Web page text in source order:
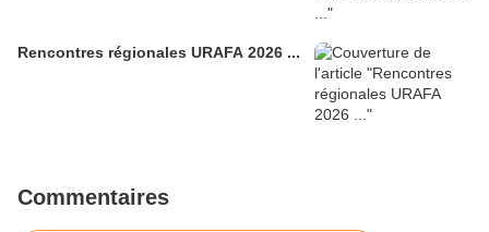
Rencontres régionales URAFA 2026 ...
Commentaires